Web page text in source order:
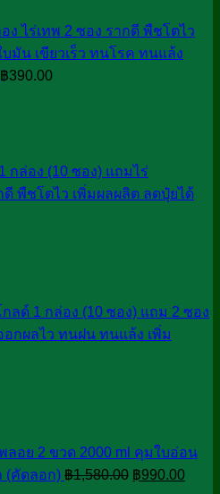
ง ไร่เทพ 2 ซอง รากดี พืชโตไว
บมัน เขียวเร็ว ทนโรค ทนแล้ง
฿390.00
กล่อง (10 ซอง) แถมไร่
ดี พืชโตไว เพิ่มผลผลิต ลดปุ๋ยได้
กลด์ 1 กล่อง (10 ซอง) แถม 2 ซอง
กผลไว ทนฝน ทนแล้ง เพิ่ม
ลอย 2 ขวด 2000 ml คุมใบอ่อน
(คัดลอก) ฿1,580.00 Original
฿990.00